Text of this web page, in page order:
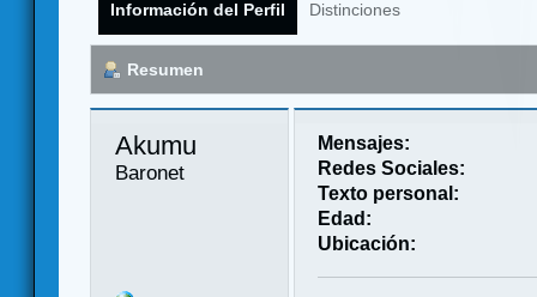
Información del Perfil Distinciones
Resumen
Akumu
Baronet
Mensajes:
Redes Sociales:
Texto personal:
Edad:
Ubicación: